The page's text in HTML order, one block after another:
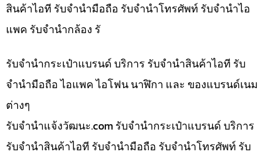
สินค้าไอที รับจำนำมือถือ รับจำนำโทรศัพท์ รับจำนำไอ
แพค รับจำนำกล้อง รั
รับจำนำกระเป๋าแบรนด์ บริการ รับจำนำสินค้าไอที รับ
จำนำมือถือ ไอแพค ไอโฟน นาฬิกา และ ของแบรนด์เนม
ต่างๆ
รับจํานําแจ้งวัฒนะ.com รับจำนำกระเป๋าแบรนด์ บริการ
รับจำนำสินค้าไอที รับจำนำมือถือ รับจำนำโทรศัพท์ รับ